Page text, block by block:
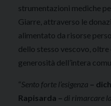
strumentazioni mediche
Giarre, attraverso le
alimentato da risorse
dello stesso vescovo,
generosità dell’intera
“Sento forte l’esigenza –
Rapisarda – di rimarcare